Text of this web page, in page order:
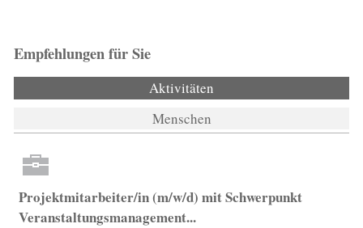
Empfehlungen für Sie
Aktivitäten
Menschen
Projektmitarbeiter/in (m/w/d) mit Schwerpunkt
Veranstaltungsmanagement...